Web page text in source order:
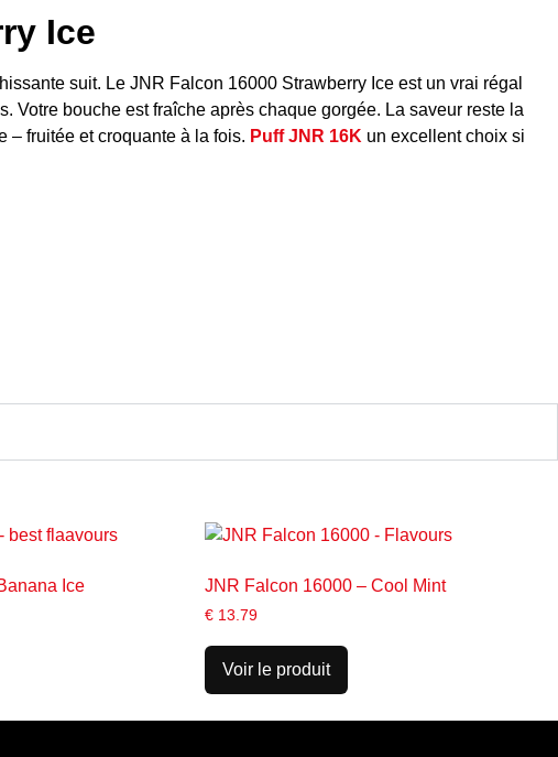
Ice
suit. Le JNR Falcon 16000 Strawberry Ice est un vrai régal
Votre bouche est fraîche après chaque gorgée. La saveur reste la
– fruitée et croquante à la fois. Puff JNR 16K un excellent choix si
Ice JNR Falcon 16000 – Cool Mint
€ 13.79
Voir le produit